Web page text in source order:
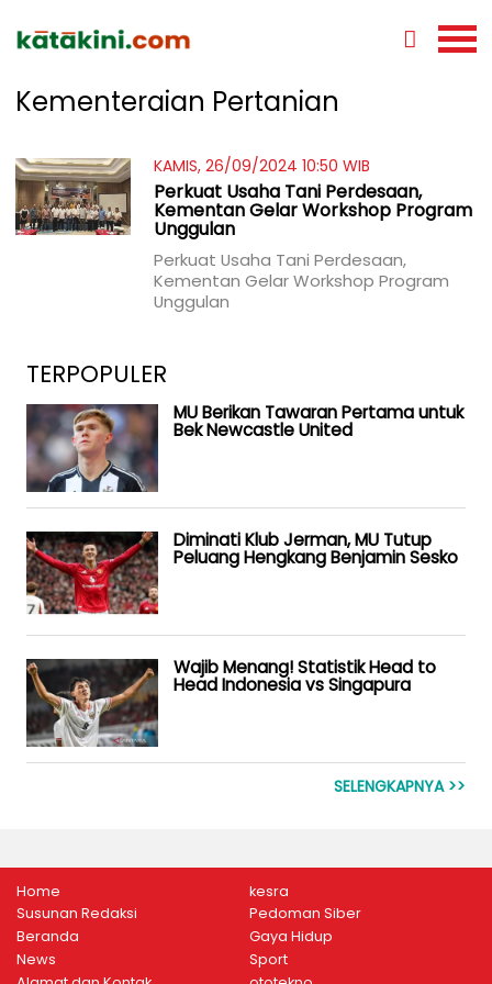
Kementeraian Pertanian
KAMIS, 26/09/2024 10:50 WIB
Perkuat Usaha Tani Perdesaan,
Kementan Gelar Workshop Program
Unggulan
Perkuat Usaha Tani Perdesaan,
Kementan Gelar Workshop Program
Unggulan
TERPOPULER
MU Berikan Tawaran Pertama untuk
Bek Newcastle United
Diminati Klub Jerman, MU Tutup
Peluang Hengkang Benjamin Sesko
Wajib Menang! Statistik Head to
Head Indonesia vs Singapura
SELENGKAPNYA >>
Home
Susunan Redaksi
Beranda
News
kesra
Pedoman Siber
Gaya Hidup
Sport